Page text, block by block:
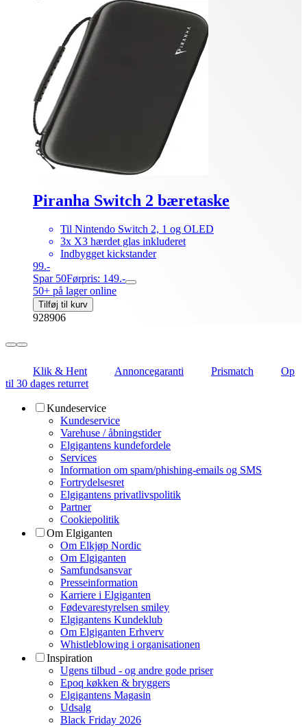
Piranha Switch 2 bæretaske
Til Nintendo Switch 2, 1 og OLED
3x X3 hærdet glas inkluderet
Indbygget kickstander
99.-
Spar 50Førpris: 149.-
50+ på lager online
Tilføj til kurv
928906
Klik & Hent Annoncegaranti Prismatch
Op
til 30 dages returret
Kundeservice
Kundeservice
Varehuse / åbningstider
Elgigantens kundefordele
Services
Information om spam/phishing-emails og SMS
Fortrydelsesret
Elgigantens privatlivspolitik
Partner
Cookiepolitik
Om Elgiganten
Om Elkjøp Nordic
Om Elgiganten
Samfundsansvar
Presseinformation
Karriere i Elgiganten
Fødevarestyrelsen smiley
Elgigantens Kundeklub
Om Elgiganten Erhverv
Whistleblowing i organisationen
Inspiration
Ugens tilbud - og andre gode priser
Epoq køkken & bryggers
Elgigantens Magasin
Udsalg
Black Friday 2026